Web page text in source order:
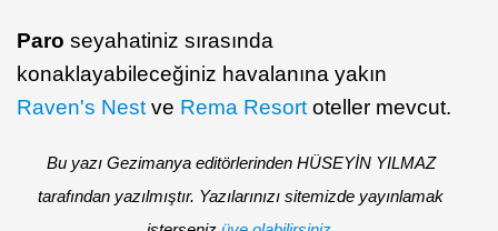
Paro seyahatiniz sırasında
konaklayabileceğiniz havalanına yakın
Raven's Nest ve Rema Resort oteller mevcut.
Bu yazı Gezimanya editörlerinden HÜSEYİN YILMAZ
tarafından yazılmıştır. Yazılarınızı sitemizde yayınlamak